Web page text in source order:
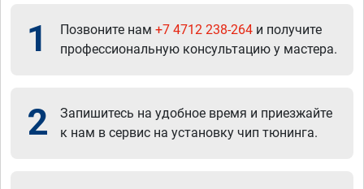
1 Позвоните нам +7 4712 238-264 и получите
профессиональную консультацию у мастера.
2
Запишитесь на удобное время и приезжайте
к нам в сервис на установку чип тюнинга.